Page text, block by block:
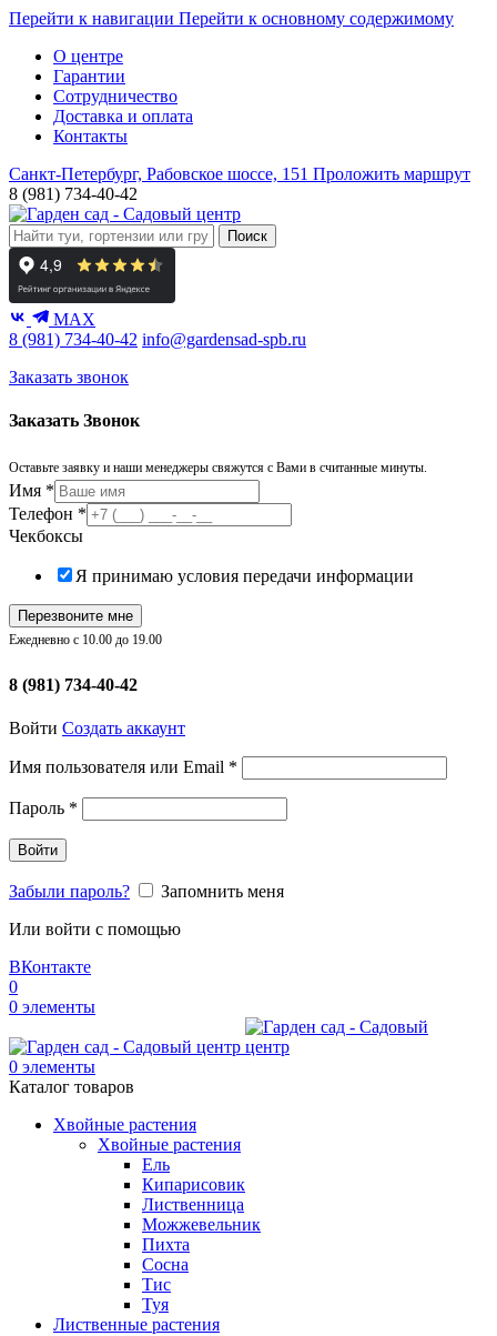
Перейти к навигации Перейти к основному содержимому
О центре
Гарантии
Сотрудничество
Доставка и оплата
Контакты
Санкт-Петербург, Рабовское шоссе, 151 Проложить маршрут
8 (981) 734-40-42
Поиск
MAX
8 (981) 734-40-42 info@gardensad-spb.ru
Заказать звонок
Заказать Звонок
Оставьте заявку и наши менеджеры свяжутся с Вами в считанные минуты.
Имя *
Телефон *
Чекбоксы
Я принимаю условия передачи информации
Перезвоните мне
Ежедневно с 10.00 до 19.00
8 (981) 734-40-42
Войти Создать аккаунт
Имя пользователя или Email *
Пароль *
Войти
Забыли пароль?
Запомнить меня
Или войти с помощью
ВКонтакте
0
0 элементы
0 элементы
Каталог товаров
Хвойные растения
Хвойные растения
Ель
Кипарисовик
Лиственница
Можжевельник
Пихта
Сосна
Тис
Туя
Лиственные растения